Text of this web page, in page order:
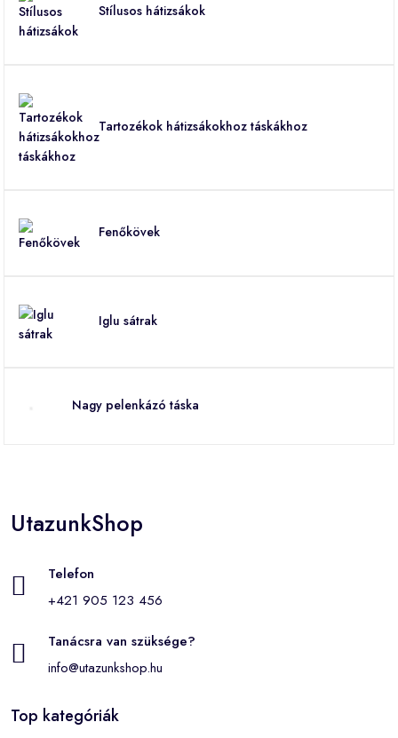
Stílusos hátizsákok
Tartozékok hátizsákokhoz táskákhoz
Fenőkövek
Iglu sátrak
Nagy pelenkázó táska
UtazunkShop
Telefon
+421 905 123 456
Tanácsra van szüksége?
info@utazunkshop.hu
Top kategóriák